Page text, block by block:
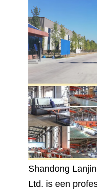
Shandong
Ltd. is een